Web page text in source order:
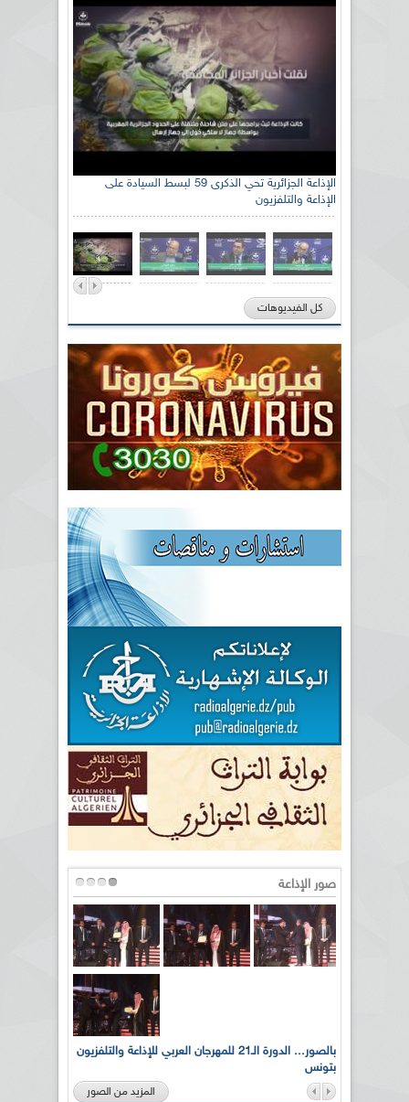
الإذاعة الجزائرية تحي الذكرى 59 لبسط السيادة على
الإذاعة والتلفزيون
كل الفيديوهات
صور الإذاعة
بالصور... الدورة الـ21 للمهرجان العربي للإذاعة والتلفزيون
بتونس
المزيد من الصور